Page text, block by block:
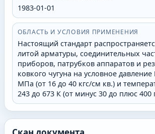
1983-01-01
ОБЛАСТЬ И УСЛОВИЯ ПРИМЕНЕНИЯ
Настоящий стандарт
литой арматуры, соединительных
приборов, патрубков аппаратов и
ковкого чугуна на условное давление
МПа (от 16 до 40 кгс/см кв.) и
243 до 673 К (от минус 30 до плюс 400